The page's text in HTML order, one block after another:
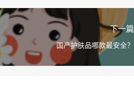
下一篇
国产护肤品哪款最安全？